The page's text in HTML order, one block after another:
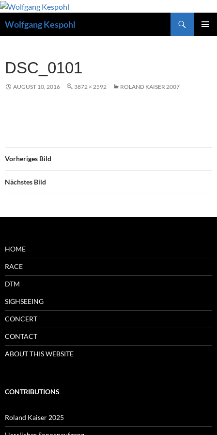
Zum
springen
Wolfgang Kespohl
DSC_0101
AUGUST 10, 2016 3872 × 2592 ROLAND KAISER 2007
Vorheriges Bild
Nächstes Bild
HOME
RACE
DTM
SIGHSEEING
CONCERT
CONTACT
ABOUT THIS WEBSITE
CONTRIBUTIONS
Roland Kaiser 2025